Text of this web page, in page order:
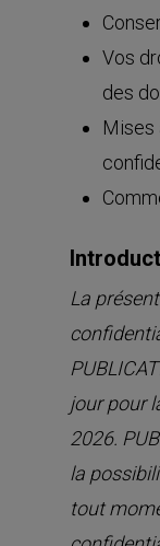
Vos
des
Mises
La
jour pour
2026.
la
tout